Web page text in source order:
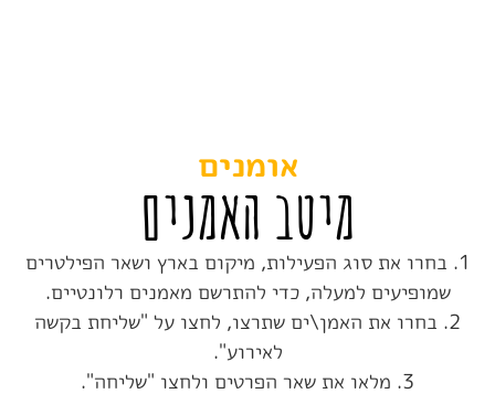
אומנים
מיטב האמנים
1. בחרו את סוג הפעילות, מיקום בארץ ושאר הפילטרים
שמופיעים למעלה, כדי להתרשם מאמנים רלונטיים.
2. בחרו את האמן\ים שתרצו, לחצו על "שליחת בקשה
לאירוע".
3. מלאו את שאר הפרטים ולחצו "שליחה".